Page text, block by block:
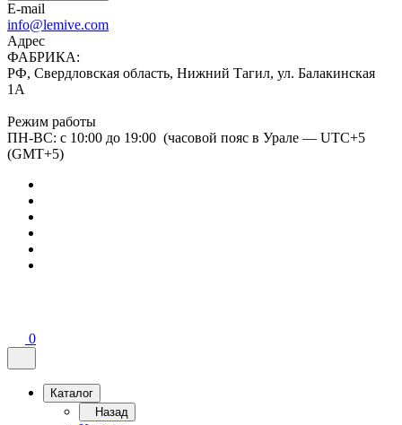
E-mail
info@lemive.com
Адрес
ФАБРИКА:
РФ, Свердловская область, Нижний Тагил, ул. Балакинская
1А
Режим работы
ПН-ВС: с 10:00 до 19:00 (часовой пояс в Урале — UTC+5
(GMT+5)
0
Каталог
Назад